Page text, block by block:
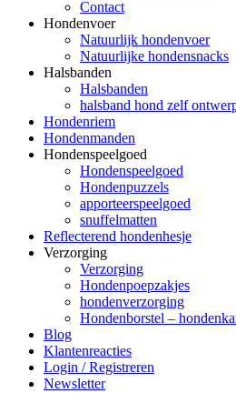
Contact
Hondenvoer
Natuurlijk hondenvoer
Natuurlijke hondensnacks
Halsbanden
Halsbanden
halsband hond zelf
Hondenriem
Hondenmanden
Hondenspeelgoed
Hondenspeelgoed
Hondenpuzzels
apporteerspeelgoed
snuffelmatten
Reflecterend hondenhesje
Verzorging
Verzorging
Hondenpoepzakjes
hondenverzorging
Hondenborstel –
Blog
Klantenreacties
Login / Registreren
Newsletter